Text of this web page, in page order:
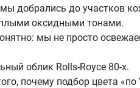
добрались до участков
оксидными тонами.
мы не просто
облик Rolls-Royce 80-х.
почему подбор цвета